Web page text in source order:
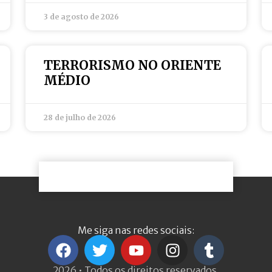
3 de agosto de 2026
TERRORISMO NO ORIENTE
MÉDIO
28 de julho de 2026
Me siga nas redes sociais: